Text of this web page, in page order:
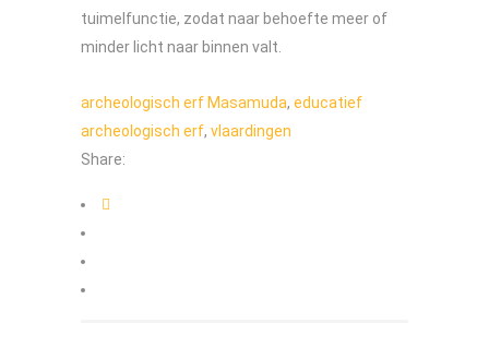
tuimelfunctie, zodat naar behoefte meer of
minder licht naar binnen valt.
archeologisch erf Masamuda, educatief
archeologisch erf, vlaardingen
Share: